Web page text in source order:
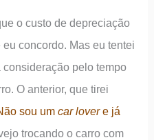
o custo de depreciação
concordo. Mas eu tentei
pelo tempo
O anterior, que tirei
sou umcar lovere já
trocando o carro com